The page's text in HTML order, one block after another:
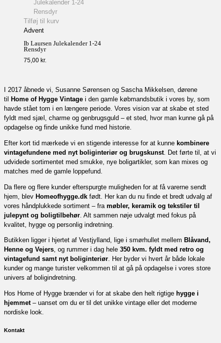
Tilføj til kurv
Advent
Ib Laursen Julekalender 1-24
Rensdyr
75,00 kr.
I 2017 åbnede vi, Susanne Sørensen og Sascha Mikkelsen, dørene
til
Home of Hygge Vintage i den gamle købmandsbutik i vores by, som
havde stået tom i en længere periode. Vores vision var at skabe et sted
fyldt med sjæl, charme og genbrugsguld – et sted, hvor man kunne gå på
opdagelse og finde unikke fund med historie.
Efter kort tid mærkede vi en stigende interesse for at kunne kombinere
vintagefundene med nyt boliginteriør og brugskunst . Det førte til, at vi
udvidede sortimentet med smukke, nye boligartikler, som kan mixes og
matches med de gamle loppefund.
Da flere og flere kunder efterspurgte muligheden for at få varerne sendt
hjem, blev Homeofhygge.dk født. Her kan du nu finde et bredt udvalg af
vores håndplukkede sortiment – fra møbler, keramik og tekstiler til
julepynt og boligtilbehør . Alt sammen nøje udvalgt med fokus på
kvalitet, hygge og personlig indretning.
Butikken ligger i hjertet af Vestjylland, lige i smørhullet mellem Blåvand,
Henne og Vejers, og rummer i dag hele 350 kvm. fyldt med retro og
vintagefund samt nyt boliginteriør. Her byder vi hvert år både lokale
kunder og mange turister velkommen til at gå på opdagelse i vores store
univers af boligindretning.
Hos Home of Hygge brænder vi for at skabe den helt rigtige hygge i
hjemmet– uanset om du er til det unikke vintage eller det moderne
nordiske look.
Kontakt